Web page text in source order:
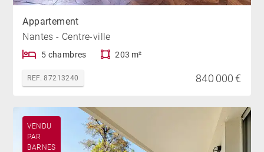
Appartement
Nantes - Centre-ville
5 chambres 203 m²
REF. 87213240 840 000 €
VENDU
PAR
BARNES